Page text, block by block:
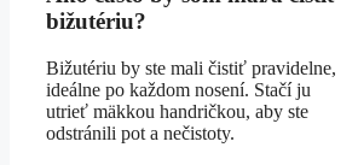
bižutériu?
Bižutériu by ste mali čistiť pravidelne,
ideálne po každom nosení. Stačí ju
utrieť mäkkou handričkou, aby ste
odstránili pot a nečistoty.